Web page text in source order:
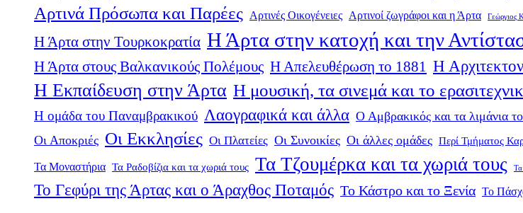
Αρτινά Πρόσωπα και Παρέες Αρτινές Οικογένειες Αρτινοί ζωγράφοι και η Άρτα Γεώργιος
Η Άρτα στην Τουρκοκρατία Η Άρτα στην κατοχή και την
Η Άρτα στους Βαλκανικούς Πολέμους Η Απελευθέρωση το 1881 Η
Η Εκπαίδευση στην Άρτα Η μουσική, τα σινεμά και το
Η ομάδα του Παναμβρακικού Λαογραφικά και άλλα Ο Αμβρακικός και τα λιμάνια
Οι Αποκριές Οι Εκκλησίες Οι Πλατείες Οι Συνοικίες Οι άλλες ομάδες Περί Τμήματος
Τα Μοναστήρια Τα Ραδοβίζια και τα χωριά τους Τα Τζουμέρκα και τα χωριά τους Τα
Το Γεφύρι της Άρτας και ο Άραχθος Ποταμός Το Κάστρο και το Ξενία Το